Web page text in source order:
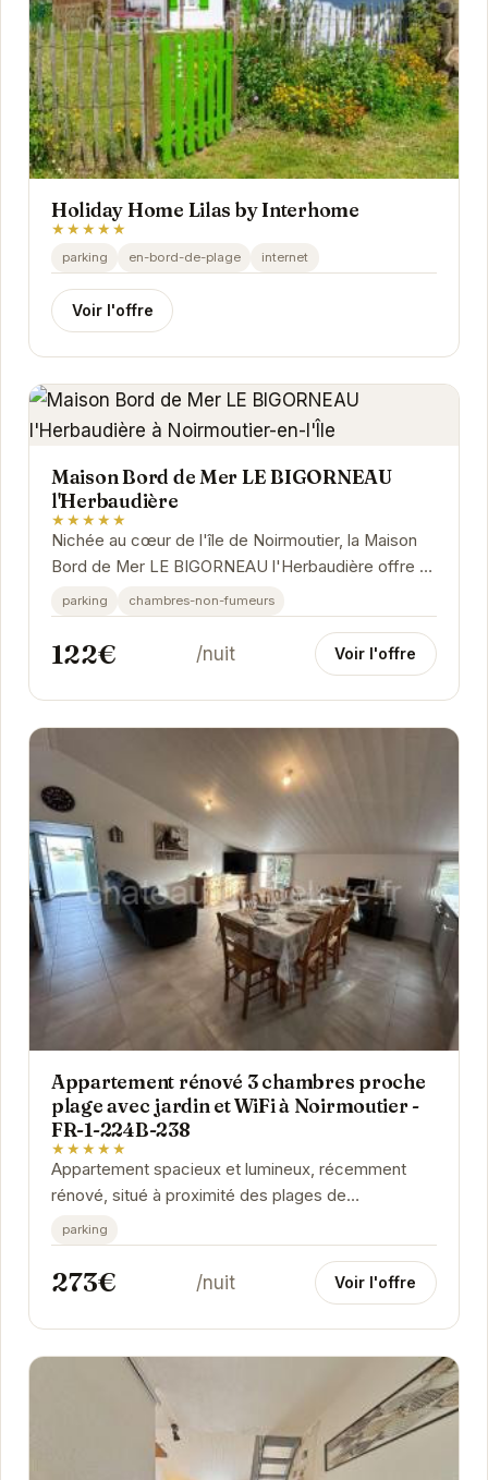
Holiday Home Lilas by Interhome
★★★★★
parking en-bord-de-plage internet
Voir l'offre
Maison Bord de Mer LE BIGORNEAU
l'Herbaudière
★★★★★
Nichée au cœur de l'île de Noirmoutier, la Maison
Bord de Mer LE BIGORNEAU l'Herbaudière offre un
cadre idéal pour des vacances reposantes.
parking chambres-non-fumeurs
122€ /nuit Voir l'offre
Appartement rénové 3 chambres proche
plage avec jardin et WiFi à Noirmoutier -
FR-1-224B-238
★★★★★
Appartement spacieux et lumineux, récemment
rénové, situé à proximité des plages de
Noirmoutier-en-l'Île. Dispose d'un jardin privatif et...
parking
273€ /nuit Voir l'offre